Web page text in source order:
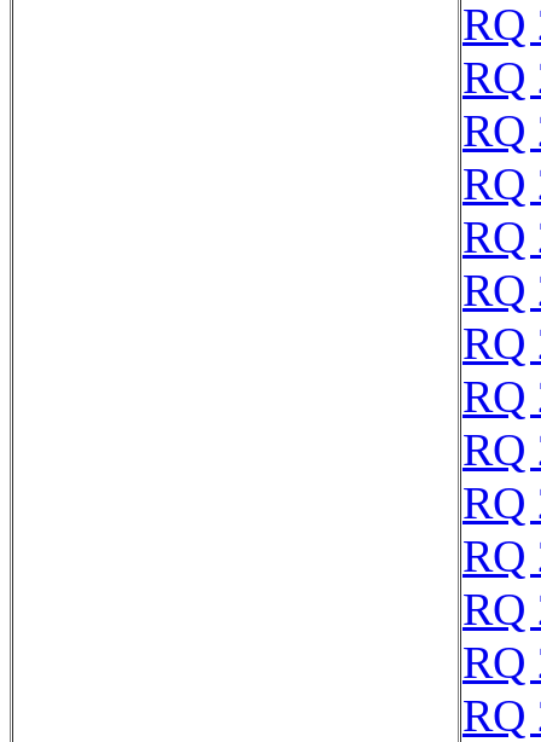
RQ
RQ
RQ
RQ
RQ
RQ
RQ
RQ
RQ
RQ
RQ
RQ
RQ
RQ